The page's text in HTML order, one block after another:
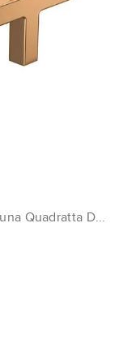
Quadratta D...